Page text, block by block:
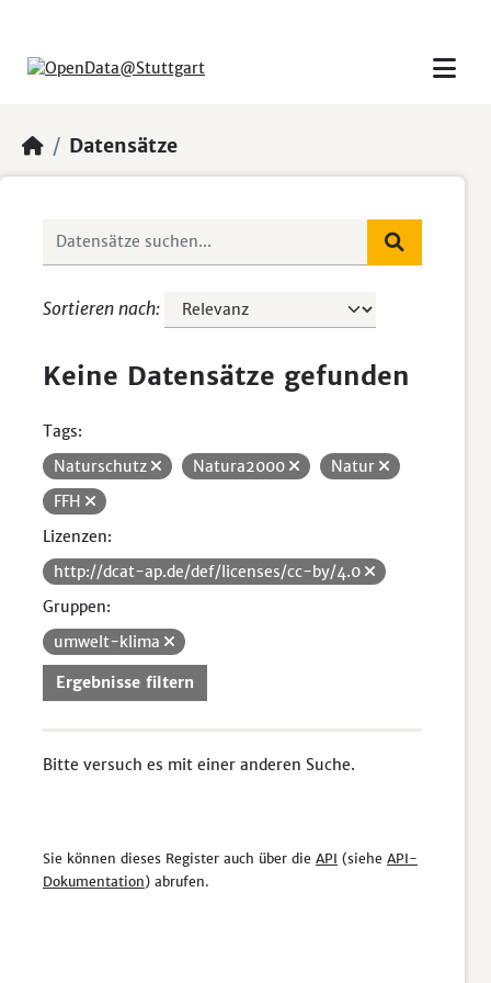
Datensätze
Sortieren nach
Keine Datensätze gefunden
Tags:
Naturschutz
Natura2000
Natur
FFH
Lizenzen:
http://dcat-ap.de/def/licenses/cc-by/4.0
Gruppen:
umwelt-klima
Ergebnisse filtern
Bitte versuch es mit einer anderen Suche.
Sie können dieses Register auch über die API (siehe API-
Dokumentation) abrufen.